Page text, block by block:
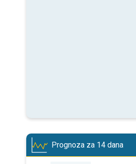
Prognoza za 14 dana